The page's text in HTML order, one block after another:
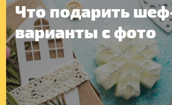
Что подарить
варианты с фото